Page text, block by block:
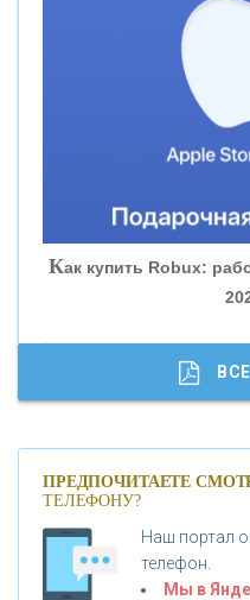
«ВНЕШПРОМБАНК»
«БАНК ГЛОБЭКС»
«СОВКОМБАНК»
«ГАЗПРОМБАНК»
«МОСКОВСКИЙ
«БАНК
Как купить Robux:
Банки.ру обновил
ПРЕДПОЧИТАЕТЕ
ТЕЛЕФОНУ?
Наш портал
телефон.
Мы в